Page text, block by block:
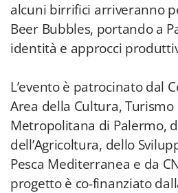
alcuni birrifici arriveranno
Beer Bubbles, portando a
identità e approcci
L’evento è patrocinato dal
Area della Cultura, Turismo
Metropolitana di Palermo,
dell’Agricoltura, dello
Pesca Mediterranea e da
progetto è co-finanziato